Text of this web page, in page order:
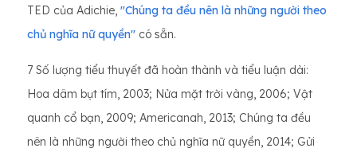
TED của Adichie, ''Chúng ta đều nên là những người theo
chủ nghĩa nữ quyền'' có sẵn.
7 Số lượng tiểu thuyết đã hoàn thành và tiểu luận dài:
Hoa dâm bụt tím, 2003; Nửa mặt trời vàng, 2006; Vật
quanh cổ bạn, 2009; Americanah, 2013; Chúng ta đều
nên là những người theo chủ nghĩa nữ quyền, 2014; Gửi